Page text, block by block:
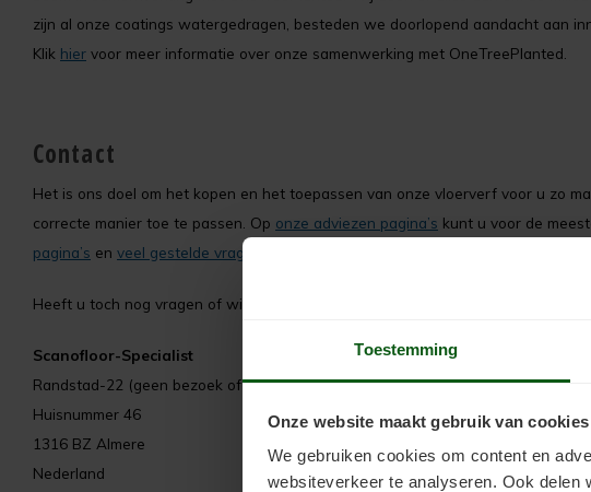
Toestemming
Onze website maakt gebruik van cookies
We gebruiken cookies om content en
websiteverkeer te analyseren. Ook
zijn al onze coatings watergedragen, besteden we doorlopend aandacht aan
Klik hier voor meer informatie over onze samenwerking met OneTreePlanted.
Contact
Het is ons doel om het kopen en het toepassen van onze vloerverf voor u zo
correcte manier toe te passen. Op onze adviezen pagina’s kunt u voor de
pagina’s en veel gestelde vragen
Heeft u toch nog vragen of wilt u persoonlijk advies? Neem gerust contact
Scanofloor-Specialist
Randstad-22 (geen bezoek of afleveradres)
Huisnummer 46
1316 BZ Almere
Nederland